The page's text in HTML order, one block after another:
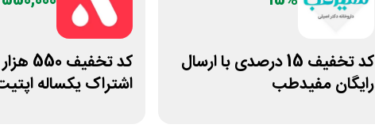
کد تخفیف 15 درصدی با ارسال
رایگان مفیدطب
کد
اشتراک یکساله